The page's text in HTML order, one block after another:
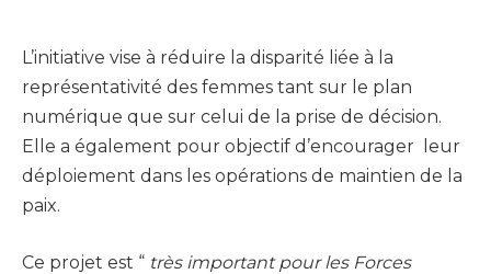
L’initiative vise à réduire la disparité liée à la
représentativité des femmes tant sur le plan
numérique que sur celui de la prise de décision.
Elle a également pour objectif d’encourager leur
déploiement dans les opérations de maintien de la
paix.
Ce projet est “ très important pour les Forces